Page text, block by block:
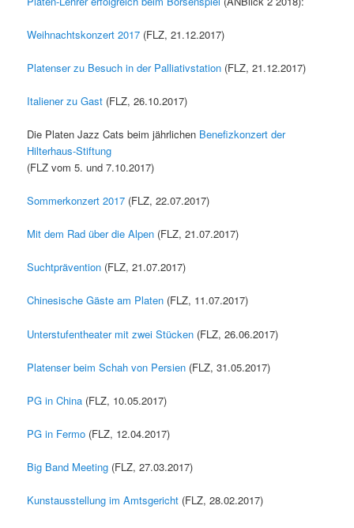
Weihnachtskonzert 2017 (FLZ, 21.12.2017)
Platenser zu Besuch in der Palliativstation (FLZ, 21.12.2017)
Italiener zu Gast (FLZ, 26.10.2017)
Die Platen Jazz Cats beim jährlichen Benefizkonzert der
Hilterhaus-Stiftung
(FLZ vom 5. und 7.10.2017)
Sommerkonzert 2017 (FLZ, 22.07.2017)
Mit dem Rad über die Alpen (FLZ, 21.07.2017)
Suchtprävention (FLZ, 21.07.2017)
Chinesische Gäste am Platen (FLZ, 11.07.2017)
Unterstufentheater mit zwei Stücken (FLZ, 26.06.2017)
Platenser beim Schah von Persien (FLZ, 31.05.2017)
PG in China (FLZ, 10.05.2017)
PG in Fermo (FLZ, 12.04.2017)
Big Band Meeting (FLZ, 27.03.2017)
Kunstausstellung im Amtsgericht (FLZ, 28.02.2017)